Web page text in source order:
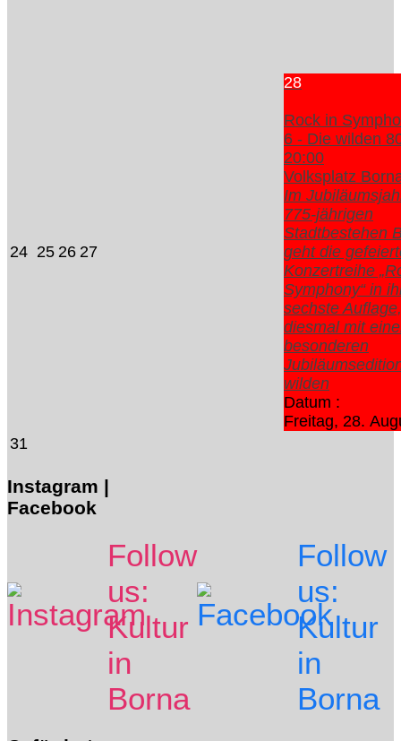
24 25 26 27
28
Rock in
6 - Die wilden
20:00
Volksplatz
Im
775-jährigen
Stadtbestehen
geht die
Konzertreihe
Symphony“ in
sechste Auflage,
diesmal mit
besonderen
wilden
Datum :
Freitag, 28.
31
Instagram |
Facebook
Follow
us:
Kultur
in
Borna
Follow
us:
Kultur
in
Borna